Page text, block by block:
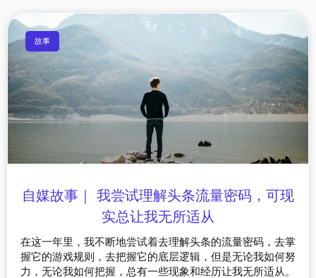
故事
自媒故事｜ 我尝试理解头条流量密码，可现
实总让我无所适从
在这一年里，我不断地尝试着去理解头条的流量密码，去掌
握它的游戏规则，去把握它的底层逻辑，但是无论我如何努
力，无论我如何把握，总有一些现象和经历让我无所适从。